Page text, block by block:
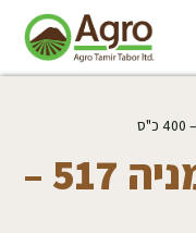
Fendt 1,000 גרמניה 517 –